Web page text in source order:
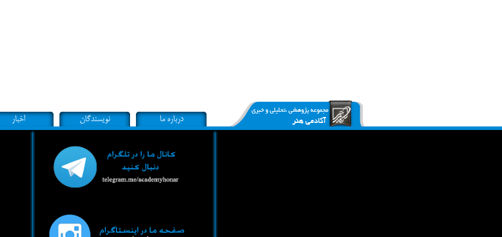
درباره ما نویسندگان اخبار